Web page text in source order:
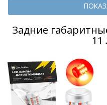
Задние
11